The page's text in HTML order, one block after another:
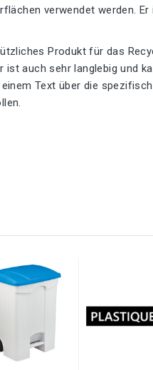
verwendet werden.
Produkt für das
ist auch sehr langlebig und
Text über die